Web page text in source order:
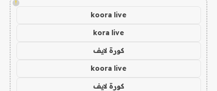
!
koora live
kora live
كورة لايف
koora live
كورة لايف